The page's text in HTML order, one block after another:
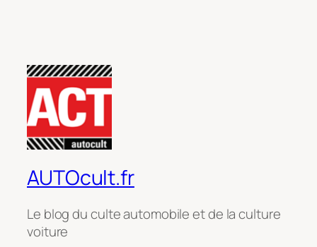
AUTOcult.fr
Le blog du culte automobile et de la culture
voiture